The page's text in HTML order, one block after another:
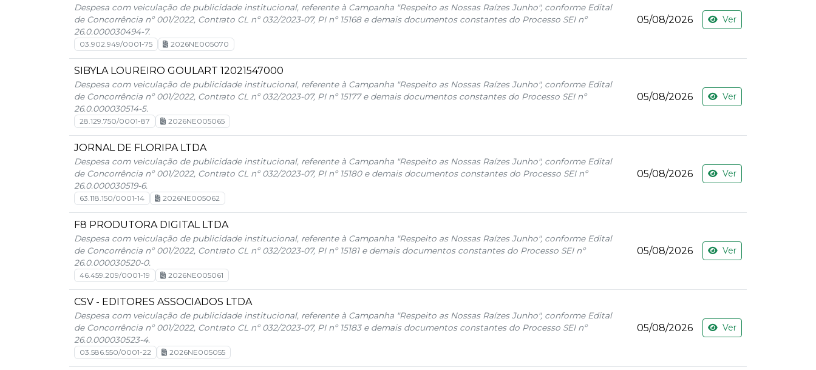
Despesa com veiculação de publicidade institucional, referente à Campanha "Respeito as Nossas Raízes Junho", conforme Edital
de Concorrência nº 001/2022, Contrato CL nº 032/2023-07, PI nº 15168 e demais documentos constantes do Processo SEI nº
26.0.000030494-7.
03.902.949/0001-75 2026NE005070
05/08/2026 Ver
SIBYLA LOUREIRO GOULART 12021547000
Despesa com veiculação de publicidade institucional, referente à Campanha "Respeito as Nossas Raízes Junho", conforme Edital
de Concorrência nº 001/2022, Contrato CL nº 032/2023-07, PI nº 15177 e demais documentos constantes do Processo SEI nº
26.0.000030514-5.
28.129.750/0001-87 2026NE005065
05/08/2026 Ver
JORNAL DE FLORIPA LTDA
Despesa com veiculação de publicidade institucional, referente à Campanha "Respeito as Nossas Raízes Junho", conforme Edital
de Concorrência nº 001/2022, Contrato CL nº 032/2023-07, PI nº 15180 e demais documentos constantes do Processo SEI nº
26.0.000030519-6.
63.118.150/0001-14 2026NE005062
05/08/2026 Ver
F8 PRODUTORA DIGITAL LTDA
Despesa com veiculação de publicidade institucional, referente à Campanha "Respeito as Nossas Raízes Junho", conforme Edital
de Concorrência nº 001/2022, Contrato CL nº 032/2023-07, PI nº 15181 e demais documentos constantes do Processo SEI nº
26.0.000030520-0.
46.459.209/0001-19 2026NE005061
05/08/2026 Ver
CSV - EDITORES ASSOCIADOS LTDA
Despesa com veiculação de publicidade institucional, referente à Campanha "Respeito as Nossas Raízes Junho", conforme Edital
de Concorrência nº 001/2022, Contrato CL nº 032/2023-07, PI nº 15183 e demais documentos constantes do Processo SEI nº
26.0.000030523-4.
03.586.550/0001-22 2026NE005055
05/08/2026 Ver